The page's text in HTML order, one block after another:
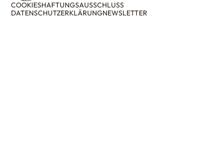
COOKIESHAFTUNGSAUSSCHLUSS
DATENSCHUTZERKLÄRUNGNEWSLETTER